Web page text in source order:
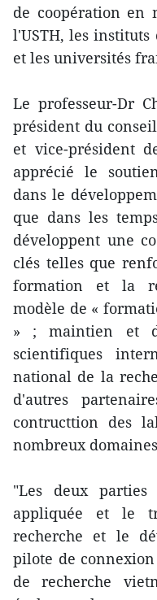
de coopération en
l'USTH, les instituts
et les universités
Le professeur-Dr
président du
et vice-président
apprécié le
dans le
que dans les
développent une
clés telles que
formation et la
modèle de «
» ; maintien et
scientifiques
national de la
d'autres
contructtion des
nombreux
"Les deux parties
appliquée et le
recherche et le
pilote de
de recherche